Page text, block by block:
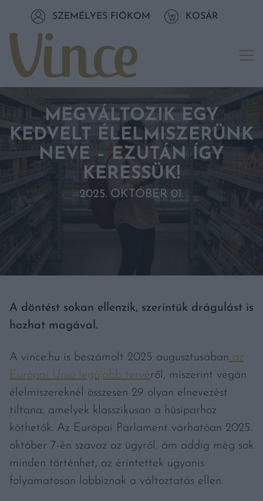
Tovább a tartalomhozSZEMÉLYES FIÓKOM KOSÁR
MEGVÁLTOZIK EGY
KEDVELT ÉLELMISZERÜNK
NEVE – EZUTÁN ÍGY
KERESSÜK!
2025. OKTÓBER 01.
A döntést sokan ellenzik, szerintük drágulást is
hozhat magával.
A vince.hu is beszámolt 2025 augusztusában az
Európai Unió legújabb tervéről, miszerint vegán
élelmiszereknél összesen 29 olyan elnevezést
tiltana, amelyek klasszikusan a húsiparhoz
köthetők. Az Európai Parlament várhatóan 2025.
október 7-én szavaz az ügyről, ám addig még sok
minden történhet, az érintettek ugyanis
folyamatosan lobbiznak a változtatás ellen.